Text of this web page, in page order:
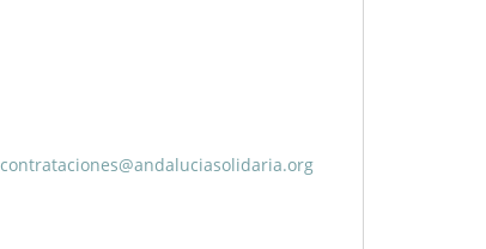
contrataciones@andaluciasolidaria.org